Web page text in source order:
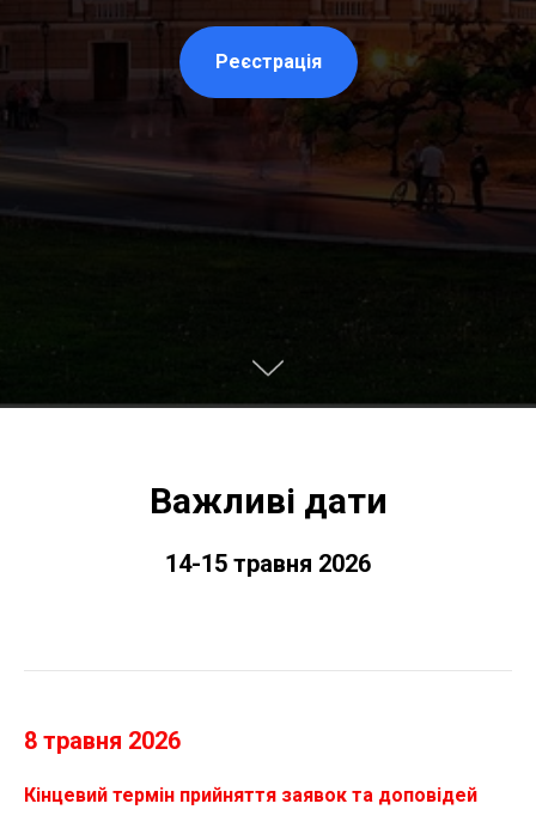
Реєстрація
Важливі дати
14-15 травня 2026
8 травня 2026
Кінцевий термін прийняття заявок та доповідей